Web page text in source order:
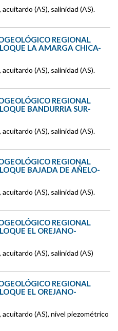
(AS), salinidad (AS).
REGIONAL
LA AMARGA CHICA-
(AS), salinidad (AS).
REGIONAL
BANDURRIA SUR-
(AS), salinidad (AS).
REGIONAL
BAJADA DE AÑELO-
(AS), salinidad (AS).
REGIONAL
EL OREJANO-
(AS), salinidad (AS)
REGIONAL
EL OREJANO-
(AS), nivel piezométrico